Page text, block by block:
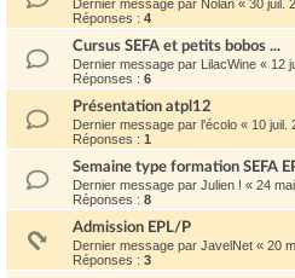
Dernier message par Nolan « 30 juil.
Réponses : 4
Cursus SEFA et petits bobos ...
Dernier message par LilacWine « 12
Réponses : 6
Présentation atpl12
Dernier message par l'écolo « 10 juil.
Réponses : 1
Semaine type formation SEFA
Dernier message par Julien ! « 24
Réponses : 8
Admission EPL/P
Dernier message par JavelNet « 20
Réponses : 3